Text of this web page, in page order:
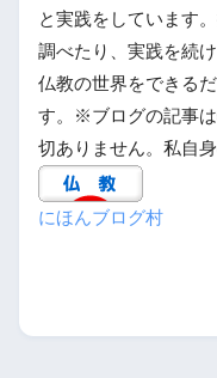
と実践をしています
調べたり、実践を続
仏教の世界をできる
す。※ブログの記事
切ありません。私自
にほんブログ村